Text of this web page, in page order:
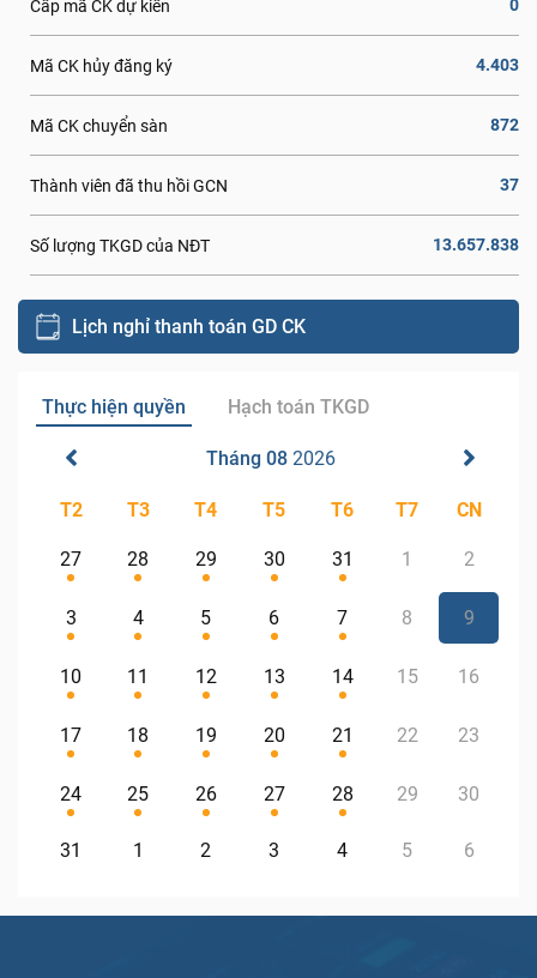
Cấp mã CK dự kiến 0
Mã CK hủy đăng ký 4.403
Mã CK chuyển sàn 872
Thành viên đã thu hồi GCN 37
Số lượng TKGD của NĐT 13.657.838
Lịch nghỉ thanh toán GD CK
Thực hiện quyền Hạch toán TKGD
Tháng 08 2026
T2 T3 T4 T5 T6 T7 CN
27 28 29 30 31 1 2
3 4 5 6 7 8 9
10 11 12 13 14 15 16
17 18 19 20 21 22 23
24 25 26 27 28 29 30
31 1 2 3 4 5 6